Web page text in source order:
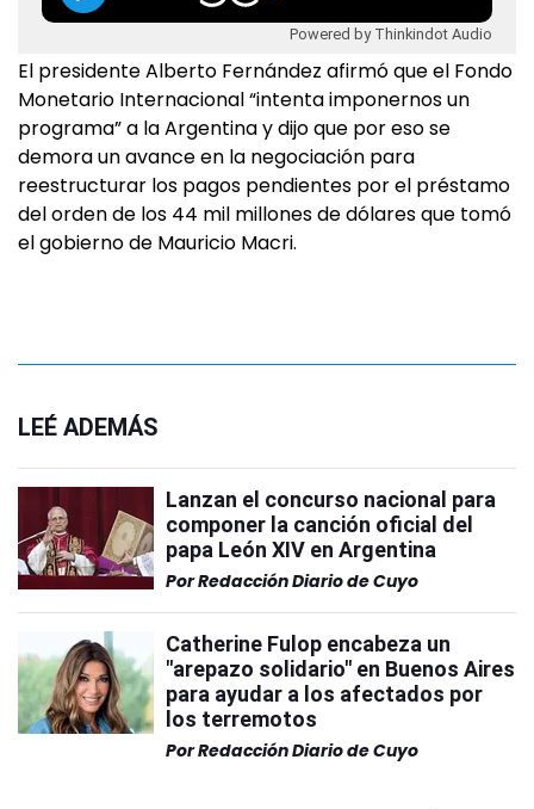
Powered by Thinkindot Audio
El presidente Alberto Fernández afirmó que el Fondo
Monetario Internacional “intenta imponernos un
programa” a la Argentina y dijo que por eso se
demora un avance en la negociación para
reestructurar los pagos pendientes por el préstamo
del orden de los 44 mil millones de dólares que tomó
el gobierno de Mauricio Macri.
LEÉ ADEMÁS
Lanzan el concurso nacional para
componer la canción oficial del
papa León XIV en Argentina
PorRedacción Diario de Cuyo
Catherine Fulop encabeza un
"arepazo solidario" en Buenos Aires
para ayudar a los afectados por
los terremotos
PorRedacción Diario de Cuyo